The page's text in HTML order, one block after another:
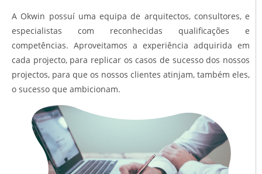
A Okwin possuí uma equipa de arquitectos, consultores, e
especialistas com reconhecidas qualificações e
competências. Aproveitamos a experiência adquirida em
cada projecto, para replicar os casos de sucesso dos nossos
projectos, para que os nossos clientes atinjam, também eles,
o sucesso que ambicionam.